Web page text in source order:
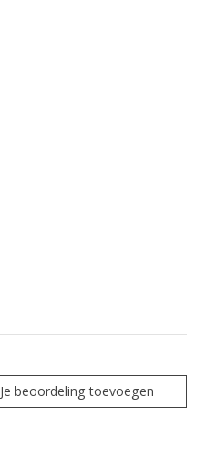
Je beoordeling toevoegen